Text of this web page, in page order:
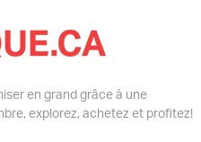
en grand grâce à une
explorez, achetez et profitez!